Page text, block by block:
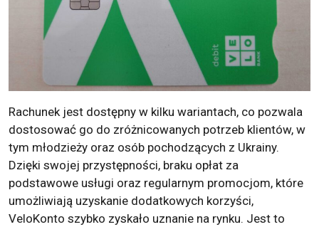
Rachunek jest dostępny w kilku wariantach, co pozwala
dostosować go do zróżnicowanych potrzeb klientów, w
tym młodzieży oraz osób pochodzących z Ukrainy.
Dzięki swojej przystępności, braku opłat za
podstawowe usługi oraz regularnym promocjom, które
umożliwiają uzyskanie dodatkowych korzyści,
VeloKonto szybko zyskało uznanie na rynku. Jest to